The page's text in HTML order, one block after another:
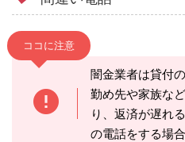
ココに注意
闇金業者は貸付
勤め先や家族な
り、返済が遅れ
の電話をする場